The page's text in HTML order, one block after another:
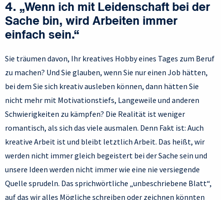
4. „Wenn ich mit Leidenschaft bei der
Sache bin, wird Arbeiten immer
einfach sein.“
Sie träumen davon, Ihr kreatives Hobby eines Tages zum Beruf
zu machen? Und Sie glauben, wenn Sie nur einen Job hätten,
bei dem Sie sich kreativ ausleben können, dann hätten Sie
nicht mehr mit Motivationstiefs, Langeweile und anderen
Schwierigkeiten zu kämpfen? Die Realität ist weniger
romantisch, als sich das viele ausmalen. Denn Fakt ist: Auch
kreative Arbeit ist und bleibt letztlich Arbeit. Das heißt, wir
werden nicht immer gleich begeistert bei der Sache sein und
unsere Ideen werden nicht immer wie eine nie versiegende
Quelle sprudeln. Das sprichwörtliche „unbeschriebene Blatt“,
auf das wir alles Mögliche schreiben oder zeichnen könnten